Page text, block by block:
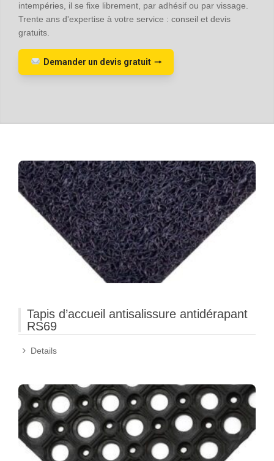
intempéries, il se fixe librement, par adhésif ou par vissage.
Trente ans d'expertise à votre service : conseil et devis
gratuits.
Demander un devis gratuit 🠒
Tapis d’accueil antisalissure antidérapant
RS69
Details